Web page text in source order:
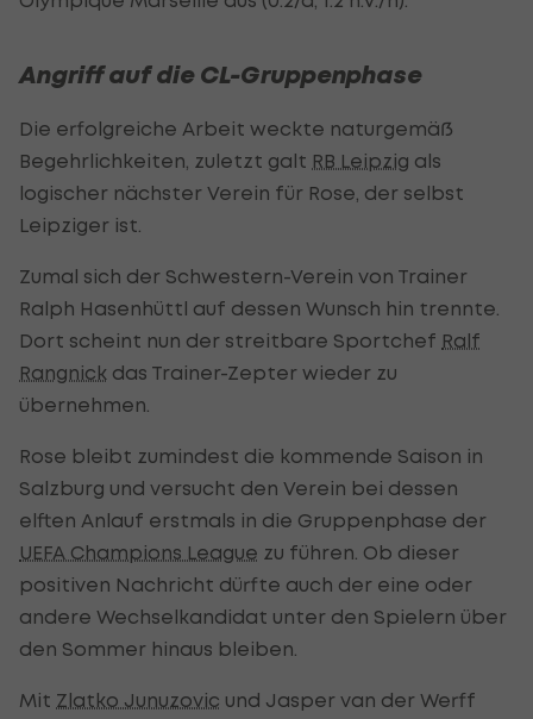
Angriff auf die CL-Gruppenphase
Die erfolgreiche Arbeit weckte naturgemäß
Begehrlichkeiten, zuletzt galt RB Leipzig als
logischer nächster Verein für Rose, der selbst
Leipziger ist.
Zumal sich der Schwestern-Verein von Trainer
Ralph Hasenhüttl auf dessen Wunsch hin trennte.
Dort scheint nun der streitbare Sportchef Ralf
Rangnick das Trainer-Zepter wieder zu
übernehmen.
Rose bleibt zumindest die kommende Saison in
Salzburg und versucht den Verein bei dessen
elften Anlauf erstmals in die Gruppenphase der
UEFA Champions League zu führen. Ob dieser
positiven Nachricht dürfte auch der eine oder
andere Wechselkandidat unter den Spielern über
den Sommer hinaus bleiben.
Mit Zlatko Junuzovic und Jasper van der Werff